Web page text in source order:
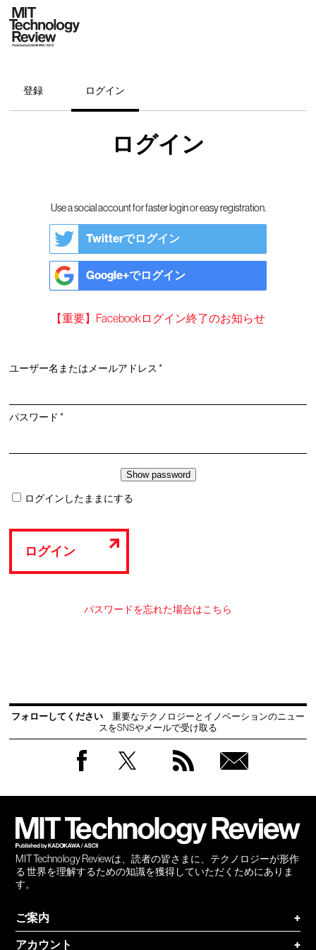
登録 ログイン
ログイン
Use a social account for faster login or easy registration.
Twitterでログイン
Google+でログイン
【重要】Facebookログイン終了のお知らせ
ユーザー名またはメールアドレス*必
パスワード*必
ログインしたままにする
ログイン
パスワードを忘れた場合はこちら
フォローしてください
重要なテクノロジーとイノベーションのニュー
スをSNSやメールで受け取る
MIT Technology Reviewは、読者の皆さまに、テクノロジーが形作
る 世界を理解するための知識を獲得していただくためにありま
す。
ご案内
+
アカウント
+